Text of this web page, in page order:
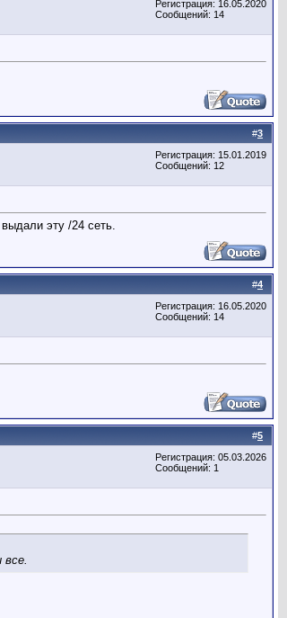
Регистрация: 16.05.2020
Сообщений: 14
#3
Регистрация: 15.01.2019
Сообщений: 12
эту /24 сеть.
#4
Регистрация: 16.05.2020
Сообщений: 14
#5
Регистрация: 05.03.2026
Сообщений: 1